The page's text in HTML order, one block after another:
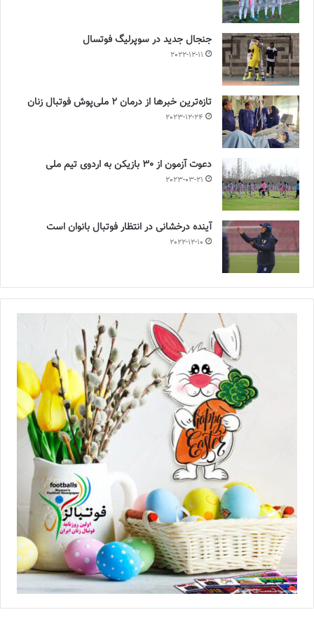
جنجال جدید در سوپرلیگ فوتسال
2022-12-11
تازه‌ترین خبرها از درمان ۲ ملی‌پوش فوتبال زنان
2023-12-24
دعوت آزمون از 30 بازیکن به اردوی تیم ملی
2023-03-21
آینده درخشانی در انتظار فوتبال بانوان است
2022-12-10